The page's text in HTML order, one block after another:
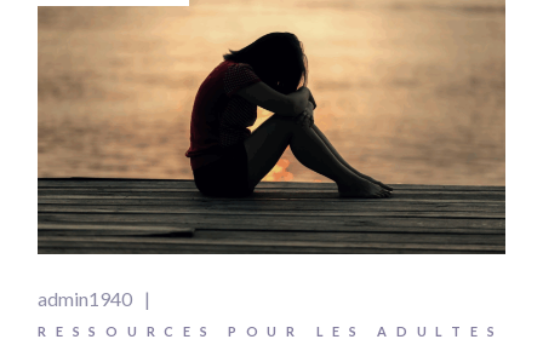
admin1940
RESSOURCES POUR LES ADULTES